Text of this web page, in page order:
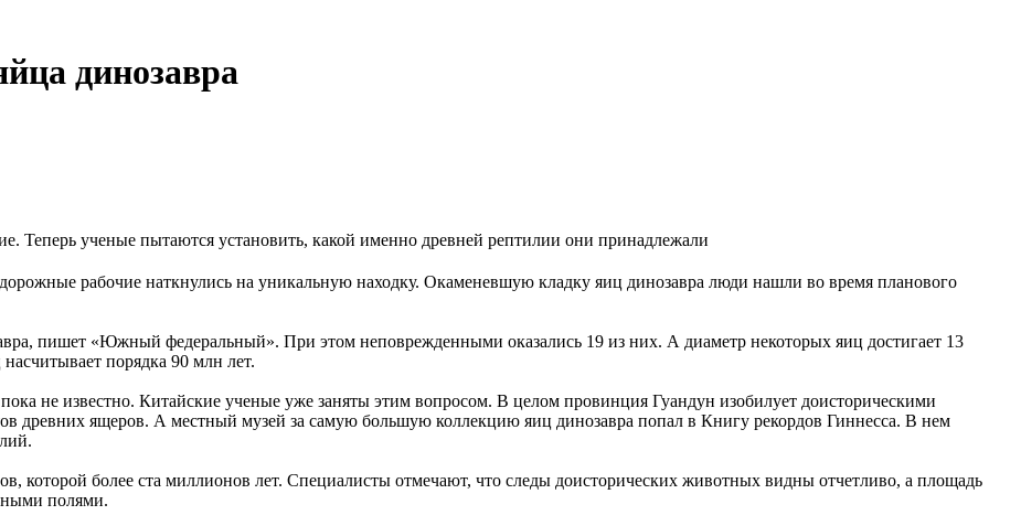
динозавра
Теперь ученые пытаются установить, какой именно древней рептилии они принадлежали
рабочие наткнулись на уникальную находку. Окаменевшую кладку яиц динозавра люди нашли во время планового
пишет «Южный федеральный». При этом неповрежденными оказались 19 из них. А диаметр некоторых яиц достигает 13
порядка 90 млн лет.
не известно. Китайские ученые уже заняты этим вопросом. В целом провинция Гуандун изобилует доисторическими
древних ящеров. А местный музей за самую большую коллекцию яиц динозавра попал в Книгу рекордов Гиннесса. В нем
которой более ста миллионов лет. Специалисты отмечают, что следы доисторических животных видны отчетливо, а площадь
полями.